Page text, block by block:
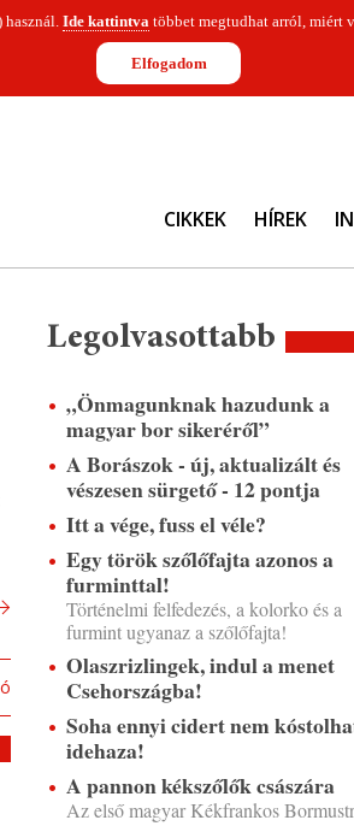
használ. Ide kattintvatöbbet megtudhat arról, miért
Elfogadom
CIKKEK HÍREK
Legolvasottabb
„Önmagunknak hazudunk a
magyar bor sikeréről”
A Borászok - új, aktualizált és
vészesen sürgető - 12 pontja
Itt a vége, fuss el véle?
Egy török szőlőfajta azonos a
furminttal!
Történelmi felfedezés, a kolorko és a
furmint ugyanaz a szőlőfajta!
Olaszrizlingek, indul a menet
Csehországba!
Soha ennyi cidert nem
idehaza!
A pannon kékszőlők császára
Az első magyar Kékfrankos